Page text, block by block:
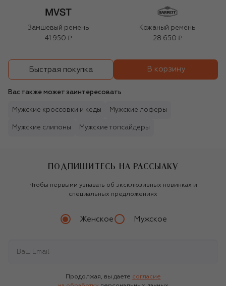
Замшевый ремень
41 950 ₽
Кожаный ремень
28 650 ₽
Быстрая покупка В корзину
Вас также может заинтересовать
Мужские кроссовки и кеды Мужские лоферы
Мужские слипоны Мужские топсайдеры
ПОДПИШИТЕСЬ НА РАССЫЛКУ
Чтобы первыми узнавать об эксклюзивных новинках и
специальных предложениях
Женское Мужское
Продолжая, вы даете согласие